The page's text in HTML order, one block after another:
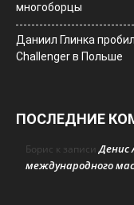
многоборцы
Даниил Глинка
Challenger в Польше
ПОСЛЕДНИЕ
Борис к записиДенис
международного